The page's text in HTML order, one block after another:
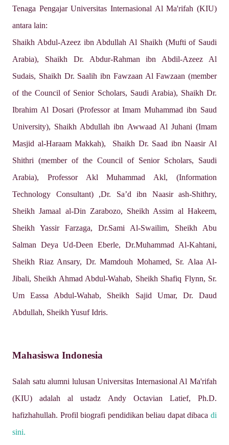
Tenaga PengajarUniversitas Internasional Al Ma'rifah (KIU)
antara lain:
Shaikh Abdul-Azeez ibn Abdullah Al Shaikh (Mufti of Saudi
Arabia), Shaikh Dr. Abdur-Rahman ibn Abdil-Azeez Al
Sudais, Shaikh Dr. Saalih ibn Fawzaan Al Fawzaan (member
of the Council of Senior Scholars, Saudi Arabia), Shaikh Dr.
Ibrahim Al Dosari (Professor at Imam Muhammad ibn Saud
University), Shaikh Abdullah ibn Awwaad Al Juhani (Imam
Masjid al-Haraam Makkah), Shaikh Dr. Saad ibn Naasir Al
Shithri (member of the Council of Senior Scholars, Saudi
Arabia), Professor Akl Muhammad Akl, (Information
Technology Consultant) ,Dr. Sa’d ibn Naasir ash-Shithry,
Sheikh Jamaal al-Din Zarabozo, Sheikh Assim al Hakeem,
Sheikh Yassir Farzaga, Dr.Sami Al-Swailim, Sheikh Abu
Salman Deya Ud-Deen Eberle, Dr.Muhammad Al-Kahtani,
Sheikh Riaz Ansary, Dr. Mamdouh Mohamed, Sr. Alaa Al-
Jibali, Sheikh Ahmad Abdul-Wahab, Sheikh Shafiq Flynn, Sr.
Um Eassa Abdul-Wahab, Sheikh Sajid Umar, Dr. Daud
Abdullah, Sheikh Yusuf Idris.
Mahasiswa Indonesia
Salah satu alumni lulusanUniversitas Internasional Al Ma'rifah
(KIU) adalah al ustadz Andy Octavian Latief, Ph.D.
hafizhahullah. Profil biografi pendidikan beliau dapat dibaca di
sini.